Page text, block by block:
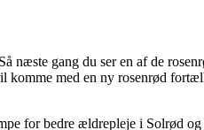
gang du ser en af de
med en ny rosenrød
for bedre ældrepleje i Solrød